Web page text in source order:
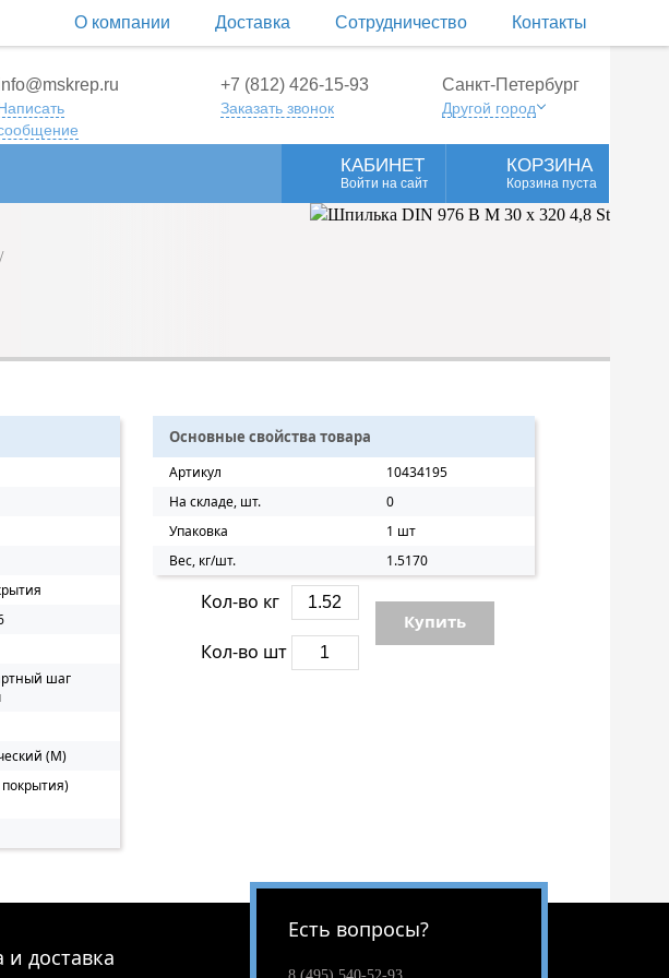
О компании Доставка Сотрудничество Контакты
+7 (812) 426-15-93
Заказать звонок
Санкт-Петербург
Другой город
КАБИНЕТ
Войти на сайт
КОРЗИНА
Корзина пуста
/
шаг
(M)
Основные свойства товара
Артикул
10434195
На складе, шт.
0
Упаковка
1 шт
Вес, кг/шт.
1.5170
Кол-во кг
Кол-во шт
Купить
и доставка
Есть вопросы?